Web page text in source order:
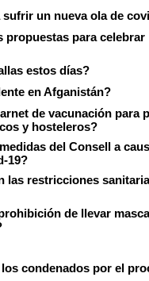
un nueva ola de
propuestas para celebrar
estos días?
en Afganistán?
de vacunación para
y hosteleros?
del Consell a
19?
las restricciones
de llevar
condenados por el